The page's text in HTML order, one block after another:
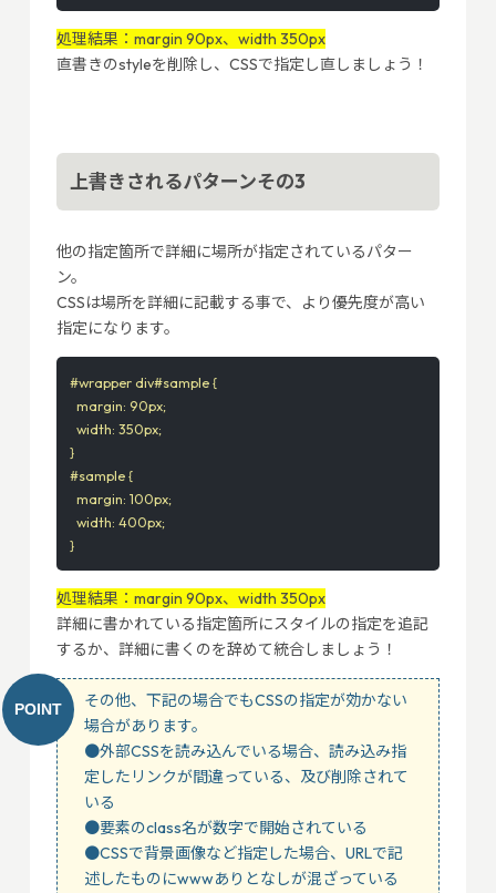
処理結果：margin 90px、width 350px
直書きのstyleを削除し、CSSで指定し直しましょう！
上書きされるパターンその3
他の指定箇所で詳細に場所が指定されているパター
ン。
CSSは場所を詳細に記載する事で、より優先度が高い
指定になります。
#wrapper div#sample {
  margin: 90px;
  width: 350px;
}
#sample {
  margin: 100px;
  width: 400px;
}
処理結果：margin 90px、width 350px
詳細に書かれている指定箇所にスタイルの指定を追記
するか、詳細に書くのを辞めて統合しましょう！
その他、下記の場合でもCSSの指定が効かない
場合があります。
●外部CSSを読み込んでいる場合、読み込み指
定したリンクが間違っている、及び削除されて
いる
●要素のclass名が数字で開始されている
●CSSで背景画像など指定した場合、URLで記
述したものにwwwありとなしが混ざっている